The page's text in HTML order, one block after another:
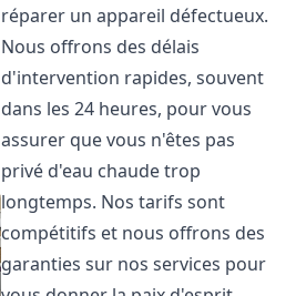
réparer un appareil défectueux.
Nous offrons des délais
d'intervention rapides, souvent
dans les 24 heures, pour vous
assurer que vous n'êtes pas
privé d'eau chaude trop
longtemps. Nos tarifs sont
compétitifs et nous offrons des
garanties sur nos services pour